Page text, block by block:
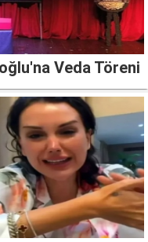
Veda Töreni